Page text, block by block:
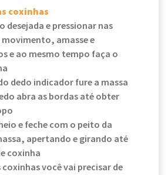
coxinhas
desejada e pressionar nas
amasse e
e ao mesmo tempo faça o
dedo indicador fure a massa
abra as bordas até obter
e feche com o peito da
apertando e girando até
coxinha
coxinhas você vai precisar de